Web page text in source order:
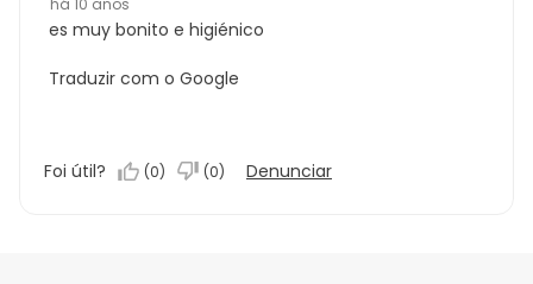
es muy bonito e higiénico
Traduzir com o Google
Foi útil? (0) (0) Denunciar